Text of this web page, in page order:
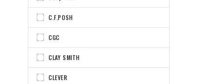
C.F.POSH
CGC
CLAY SMITH
CLEVER